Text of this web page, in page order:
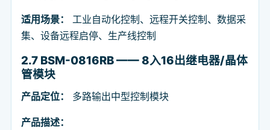
适用场景：
工业自动化控制、远程开关控制、数据采
集、设备远程启停、生产线控制
2.7 BSM-0816RB —— 8入16出继电器/晶体
管模块
产品定位： 多路输出中型控制模块
产品描述：